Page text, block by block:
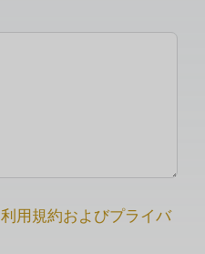
利用規約およびプライバ